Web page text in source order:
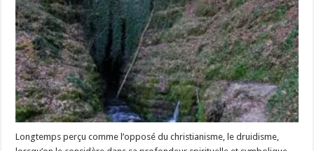
Longtemps perçu comme l’opposé du christianisme, le druidisme,